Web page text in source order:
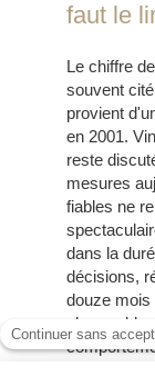
faut le
Le chiffre
souvent
provient
en 2001.
reste
mesures
fiables ne
dans la
décisions,
douze mois